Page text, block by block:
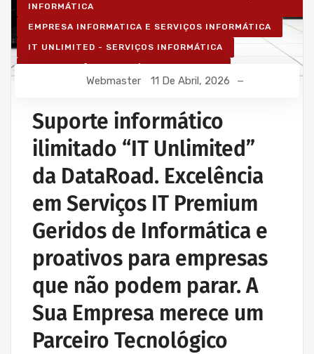
INFORMÁTICA
EMPRESA INFORMATICA E SERVIÇOS INFORMÁTICA
IT UNLIMITED - SERVIÇOS INFORMÁTICA
PROJETOS CABLAGEM E REDES INFORMÁTICA
REDE ESTRUTURADA INFORMÁTICA
SERVIÇOS INFORMÁTICA E ASSISTÊNCIA INFORMÁTICA
Webmaster 11 De Abril, 2026
Suporte informático
ilimitado “IT Unlimited”
da DataRoad. Excelência
em Serviços IT Premium
Geridos de Informática e
proativos para empresas
que não podem parar. A
Sua Empresa merece um
Parceiro Tecnológico